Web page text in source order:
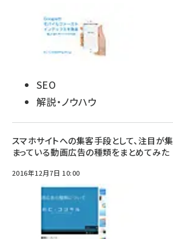
SEO
解説・ノウハウ
スマホサイトへの集客手段として、注目が集
まっている動画広告の種類をまとめてみた
2016年12月7日 10:00